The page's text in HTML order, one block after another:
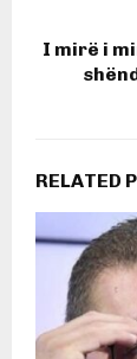
I mirë i
RELATED